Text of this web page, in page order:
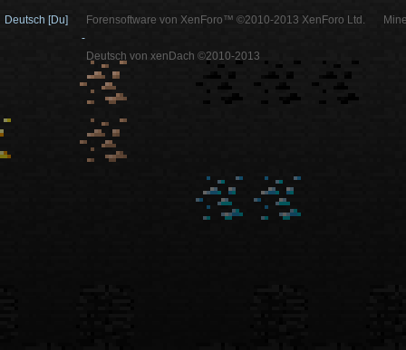
Deutsch [Du]
Forensoftware von XenForo™ ©2010-2013 XenForo Ltd.
-
Deutsch von xenDach ©2010-2013